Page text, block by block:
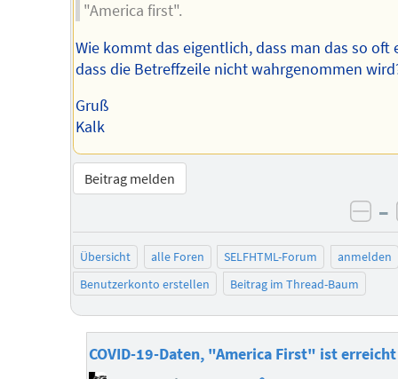
"America first".
Wie kommt das eigentlich, dass man das so oft
dass die Betreffzeile nicht wahrgenommen
Gruß
Kalk
Beitrag melden
–
Übersicht alle Foren SELFHTML-Forum
anmelden
Benutzerkonto erstellen
Beitrag im Thread-Baum
COVID-19-Daten, "America First" ist erreicht